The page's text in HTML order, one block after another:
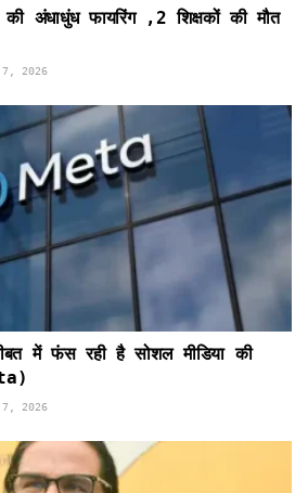
अंधाधुंध फायरिंग ,2 शिक्षकों की मौत
7, 2026
में फंस रही है सोशल मीडिया की
7, 2026